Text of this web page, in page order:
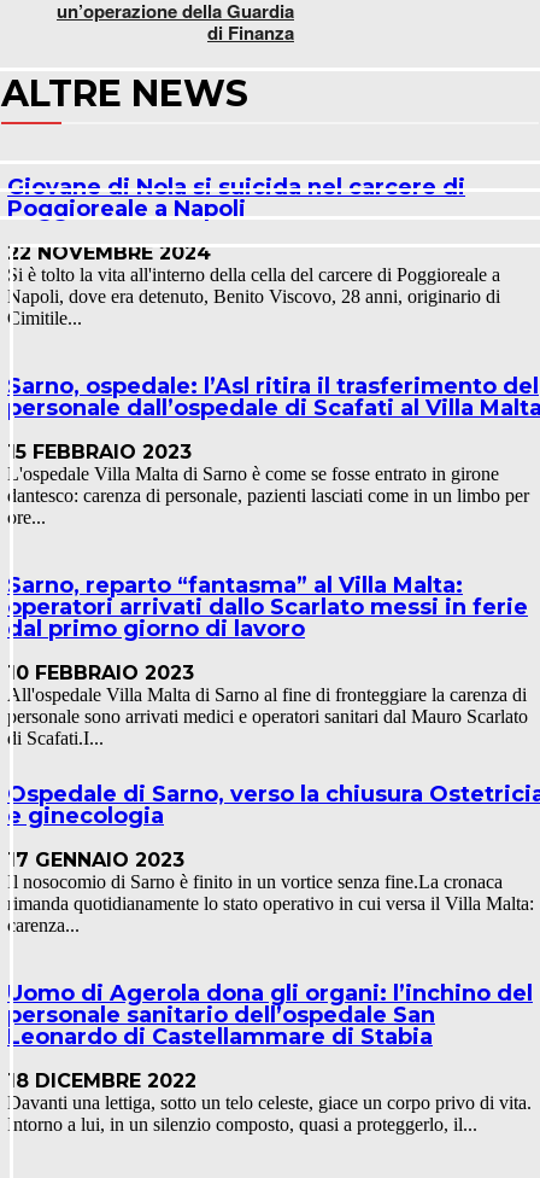
un’operazione della Guardia
di Finanza
ALTRE NEWS
Giovane di Nola si suicida nel carcere di
Poggioreale a Napoli
22 NOVEMBRE 2024
Si è tolto la vita all'interno della cella del carcere di Poggioreale a
Napoli, dove era detenuto, Benito Viscovo, 28 anni, originario di
Cimitile...
Sarno, ospedale: l’Asl ritira il trasferimento del
personale dall’ospedale di Scafati al Villa
15 FEBBRAIO 2023
L'ospedale Villa Malta di Sarno è come se fosse entrato in girone
dantesco: carenza di personale, pazienti lasciati come in un limbo per
ore...
Sarno, reparto “fantasma” al Villa Malta:
operatori arrivati dallo Scarlato messi in ferie
dal primo giorno di lavoro
10 FEBBRAIO 2023
All'ospedale Villa Malta di Sarno al fine di fronteggiare la carenza di
personale sono arrivati medici e operatori sanitari dal Mauro Scarlato
di Scafati.I...
Ospedale di Sarno, verso la chiusura
e ginecologia
17 GENNAIO 2023
Il nosocomio di Sarno è finito in un vortice senza fine.La cronaca
rimanda quotidianamente lo stato operativo in cui versa il Villa Malta:
carenza...
Uomo di Agerola dona gli organi: l’inchino del
personale sanitario dell’ospedale San
Leonardo di Castellammare di Stabia
18 DICEMBRE 2022
Davanti una lettiga, sotto un telo celeste, giace un corpo privo di vita.
Intorno a lui, in un silenzio composto, quasi a proteggerlo, il...